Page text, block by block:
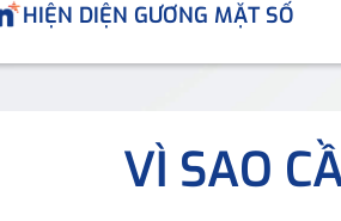
HIỆN DIỆN GƯƠNG MẶT SỐ
VÌ SAO